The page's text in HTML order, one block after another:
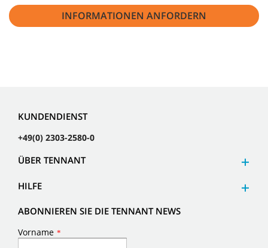
INFORMATIONEN ANFORDERN
KUNDENDIENST
+49(0) 2303-2580-0
ÜBER TENNANT
HILFE
ABONNIEREN SIE DIE TENNANT NEWS